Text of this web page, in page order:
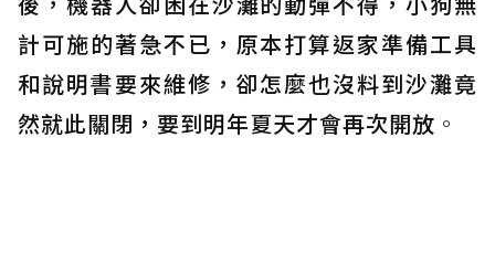
計可施的著急不已，原本打算返家準備工具
和說明書要來維修，卻怎麼也沒料到沙灘竟
然就此關閉，要到明年夏天才會再次開放 。